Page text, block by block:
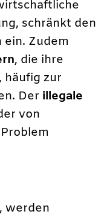
schränkt den
ein. Zudem
, die ihre
häufig zur
Der illegale
von
werden